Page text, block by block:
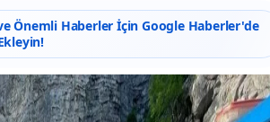
Önemli Haberler İçin Google Haberler'de